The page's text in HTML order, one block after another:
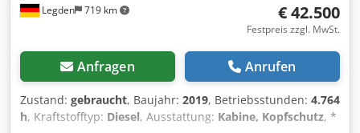
Legden 719 km € 42.500
Festpreis zzgl. MwSt.
Anfragen Anrufen
Zustand: gebraucht, Baujahr: 2019, Betriebsstunden: 4.764
h, Kraftstofftyp: Diesel, Ausstattung: Kabine, Kopfschutz, *